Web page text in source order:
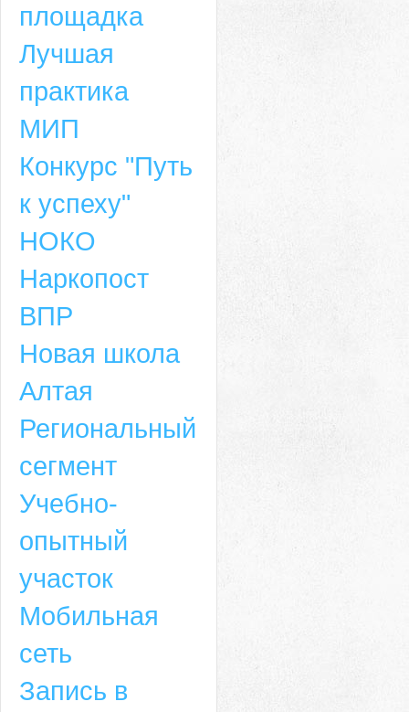
площадка
Лучшая
практика
МИП
Конкурс "Путь
к успеху"
НОКО
Наркопост
ВПР
Новая школа
Алтая
Региональный
сегмент
Учебно-
опытный
участок
Мобильная
сеть
Запись в